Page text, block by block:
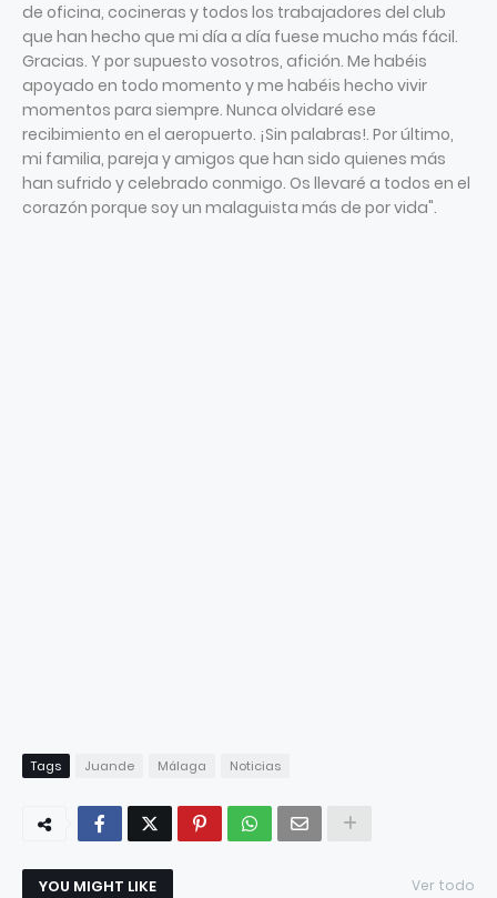
de oficina, cocineras y todos los trabajadores del club
que han hecho que mi día a día fuese mucho más fácil.
Gracias. Y por supuesto vosotros, afición. Me habéis
apoyado en todo momento y me habéis hecho vivir
momentos para siempre. Nunca olvidaré ese
recibimiento en el aeropuerto. ¡Sin palabras!. Por último,
mi familia, pareja y amigos que han sido quienes más
han sufrido y celebrado conmigo. Os llevaré a todos en el
corazón porque soy un malaguista más de por vida".
Tags Juande Málaga Noticias
YOU MIGHT LIKE Ver todo